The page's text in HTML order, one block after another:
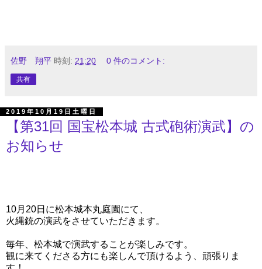
佐野 翔平 時刻: 21:20 0 件のコメント:
共有
2019年10月19日土曜日
【第31回 国宝松本城 古式砲術演武】の
お知らせ
10月20日に松本城本丸庭園にて、
火縄銃の演武をさせていただきます。
毎年、松本城で演武することが楽しみです。
観に来てくださる方にも楽しんで頂けるよう、頑張りま